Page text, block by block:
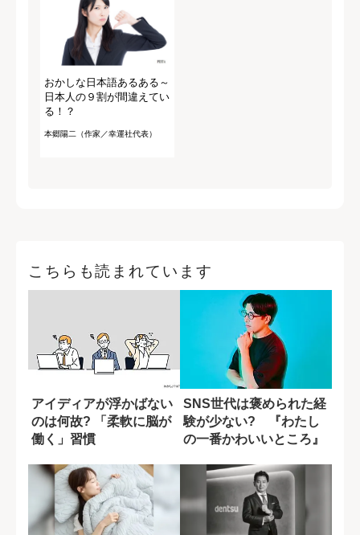
おかしな日本語あるある～
日本人の９割が間違えてい
る！？
本郷陽二（作家／幸運社代表）
こちらも読まれています
アイディアが浮かばない
のは何故? 「柔軟に脳が
働く」習慣
SNS世代は褒められた経
験が少ない? 『わたし
の一番かわいいところ』